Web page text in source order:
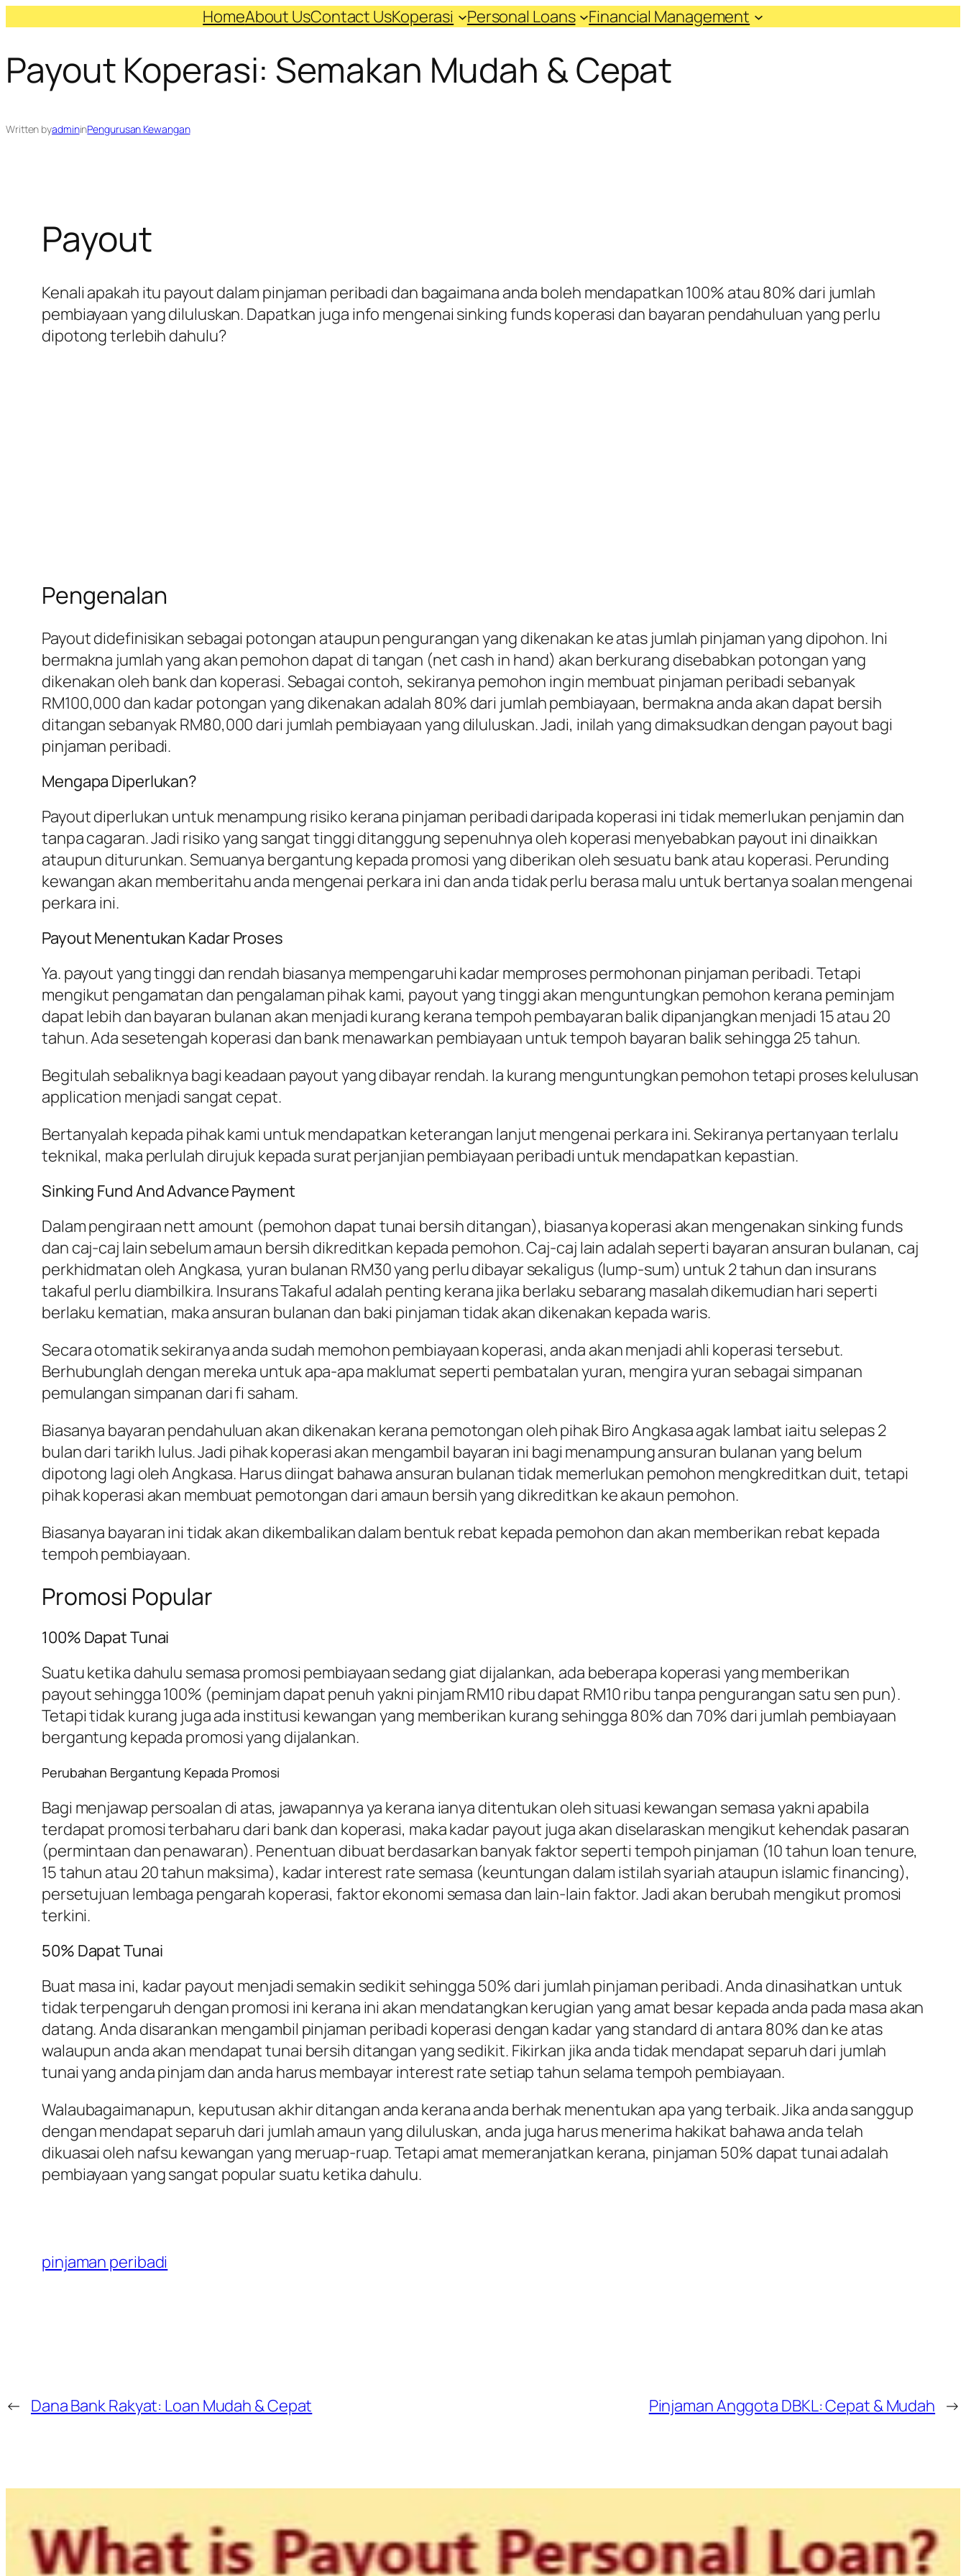
content
HomeAbout UsContact UsKoperasi Personal Loans Financial Management
Payout Koperasi: Semakan Mudah & Cepat
Written byadmininPengurusan Kewangan
Payout
Kenali apakah itu payout dalam pinjaman peribadi dan bagaimana anda boleh mendapatkan 100% atau 80% dari jumlah
pembiayaan yang diluluskan. Dapatkan juga info mengenai sinking funds koperasi dan bayaran pendahuluan yang perlu
dipotong terlebih dahulu?
Pengenalan
Payout didefinisikan sebagai potongan ataupun pengurangan yang dikenakan ke atas jumlah pinjaman yang dipohon. Ini
bermakna jumlah yang akan pemohon dapat di tangan (net cash in hand) akan berkurang disebabkan potongan yang
dikenakan oleh bank dan koperasi. Sebagai contoh, sekiranya pemohon ingin membuat pinjaman peribadi sebanyak
RM100,000 dan kadar potongan yang dikenakan adalah 80% dari jumlah pembiayaan, bermakna anda akan dapat bersih
ditangan sebanyak RM80,000 dari jumlah pembiayaan yang diluluskan. Jadi, inilah yang dimaksudkan dengan payout bagi
pinjaman peribadi.
Mengapa Diperlukan?
Payout diperlukan untuk menampung risiko kerana pinjaman peribadi daripada koperasi ini tidak memerlukan penjamin dan
tanpa cagaran. Jadi risiko yang sangat tinggi ditanggung sepenuhnya oleh koperasi menyebabkan payout ini dinaikkan
ataupun diturunkan. Semuanya bergantung kepada promosi yang diberikan oleh sesuatu bank atau koperasi. Perunding
kewangan akan memberitahu anda mengenai perkara ini dan anda tidak perlu berasa malu untuk bertanya soalan mengenai
perkara ini.
Payout Menentukan Kadar Proses
Ya. payout yang tinggi dan rendah biasanya mempengaruhi kadar memproses permohonan pinjaman peribadi. Tetapi
mengikut pengamatan dan pengalaman pihak kami, payout yang tinggi akan menguntungkan pemohon kerana peminjam
dapat lebih dan bayaran bulanan akan menjadi kurang kerana tempoh pembayaran balik dipanjangkan menjadi 15 atau 20
tahun. Ada sesetengah koperasi dan bank menawarkan pembiayaan untuk tempoh bayaran balik sehingga 25 tahun.
Begitulah sebaliknya bagi keadaan payout yang dibayar rendah. Ia kurang menguntungkan pemohon tetapi proses kelulusan
application menjadi sangat cepat.
Bertanyalah kepada pihak kami untuk mendapatkan keterangan lanjut mengenai perkara ini. Sekiranya pertanyaan terlalu
teknikal, maka perlulah dirujuk kepada surat perjanjian pembiayaan peribadi untuk mendapatkan kepastian.
Sinking Fund And Advance Payment
Dalam pengiraan nett amount (pemohon dapat tunai bersih ditangan), biasanya koperasi akan mengenakan sinking funds
dan caj-caj lain sebelum amaun bersih dikreditkan kepada pemohon. Caj-caj lain adalah seperti bayaran ansuran bulanan, caj
perkhidmatan oleh Angkasa, yuran bulanan RM30 yang perlu dibayar sekaligus (lump-sum) untuk 2 tahun dan insurans
takaful perlu diambilkira. Insurans Takaful adalah penting kerana jika berlaku sebarang masalah dikemudian hari seperti
berlaku kematian, maka ansuran bulanan dan baki pinjaman tidak akan dikenakan kepada waris.
Secara otomatik sekiranya anda sudah memohon pembiayaan koperasi, anda akan menjadi ahli koperasi tersebut.
Berhubunglah dengan mereka untuk apa-apa maklumat seperti pembatalan yuran, mengira yuran sebagai simpanan
pemulangan simpanan dari fi saham.
Biasanya bayaran pendahuluan akan dikenakan kerana pemotongan oleh pihak Biro Angkasa agak lambat iaitu selepas 2
bulan dari tarikh lulus. Jadi pihak koperasi akan mengambil bayaran ini bagi menampung ansuran bulanan yang belum
dipotong lagi oleh Angkasa. Harus diingat bahawa ansuran bulanan tidak memerlukan pemohon mengkreditkan duit, tetapi
pihak koperasi akan membuat pemotongan dari amaun bersih yang dikreditkan ke akaun pemohon.
Biasanya bayaran ini tidak akan dikembalikan dalam bentuk rebat kepada pemohon dan akan memberikan rebat kepada
tempoh pembiayaan.
Promosi Popular
100% Dapat Tunai
Suatu ketika dahulu semasa promosi pembiayaan sedang giat dijalankan, ada beberapa koperasi yang memberikan
payoutsehingga 100% (peminjam dapat penuh yakni pinjam RM10 ribu dapat RM10 ribu tanpa pengurangan satu sen pun).
Tetapi tidak kurang juga ada institusi kewangan yang memberikan kurang sehingga 80% dan 70% dari jumlah pembiayaan
bergantung kepada promosi yang dijalankan.
Perubahan Bergantung Kepada Promosi
Bagi menjawap persoalan di atas, jawapannya ya kerana ianya ditentukan oleh situasi kewangan semasa yakni apabila
terdapat promosi terbaharu dari bank dan koperasi, maka kadar payout juga akan diselaraskan mengikut kehendak pasaran
(permintaan dan penawaran). Penentuan dibuat berdasarkan banyak faktor seperti tempoh pinjaman (10 tahun loan tenure,
15 tahun atau 20 tahun maksima), kadar interest rate semasa (keuntungan dalam istilah syariah ataupun islamic financing),
persetujuan lembaga pengarah koperasi, faktor ekonomi semasa dan lain-lain faktor. Jadi akan berubah mengikut promosi
terkini.
50% Dapat Tunai
Buat masa ini, kadar payout menjadi semakin sedikit sehingga 50% dari jumlah pinjaman peribadi. Anda dinasihatkan untuk
tidak terpengaruh dengan promosi ini kerana ini akan mendatangkan kerugian yang amat besar kepada anda pada masa akan
datang. Anda disarankan mengambil pinjaman peribadi koperasi dengan kadar yang standard di antara 80% dan ke atas
walaupun anda akan mendapat tunai bersih ditangan yang sedikit. Fikirkan jika anda tidak mendapat separuh dari jumlah
tunai yang anda pinjam dan anda harus membayar interest rate setiap tahun selama tempoh pembiayaan.
Walaubagaimanapun, keputusan akhir ditangan anda kerana anda berhak menentukan apa yang terbaik. Jika anda sanggup
dengan mendapat separuh dari jumlah amaun yang diluluskan, anda juga harus menerima hakikat bahawa anda telah
dikuasai oleh nafsu kewangan yang meruap-ruap. Tetapi amat memeranjatkan kerana, pinjaman 50% dapat tunai adalah
pembiayaan yang sangat popular suatu ketika dahulu.
pinjaman peribadi
← Dana Bank Rakyat: Loan Mudah & Cepat Pinjaman Anggota DBKL: Cepat & Mudah →